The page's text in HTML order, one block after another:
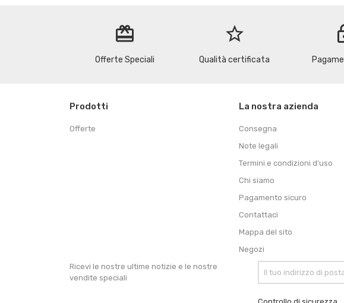
redeem
Offerte Speciali
star_border
Qualità certificata
Prodotti
Offerte
La nostra azienda
Consegna
Note legali
Termini e condizioni d'uso
Chi siamo
Pagamento sicuro
Contattaci
Mappa del sito
Negozi
Ricevi le nostre ultime notizie e le nostre
vendite speciali